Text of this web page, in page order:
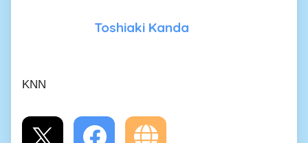
Toshiaki Kanda
KNN